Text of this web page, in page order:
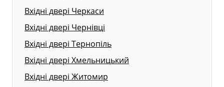
Вхідні двері Черкаси
Вхідні двері Чернівці
Вхідні двері Тернопіль
Вхідні двері Хмельницький
Вхідні двері Житомир